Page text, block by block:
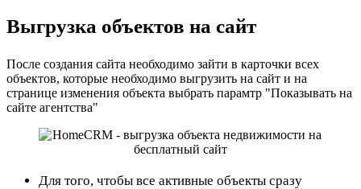
Выгрузка объектов на сайт
После создания сайта необходимо зайти в карточки всех
объектов, которые необходимо выгрузить на сайт и на
странице изменения объекта выбрать парамтр "Показывать на
сайте агентства"
Для того, чтобы все активные объекты сразу